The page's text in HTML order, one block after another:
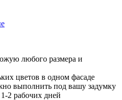
любого размера и
цветов в одном фасаде
выполнить под вашу задумку
2 рабочих дней